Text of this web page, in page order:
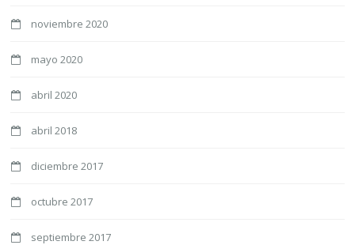
noviembre 2020
mayo 2020
abril 2020
abril 2018
diciembre 2017
octubre 2017
septiembre 2017